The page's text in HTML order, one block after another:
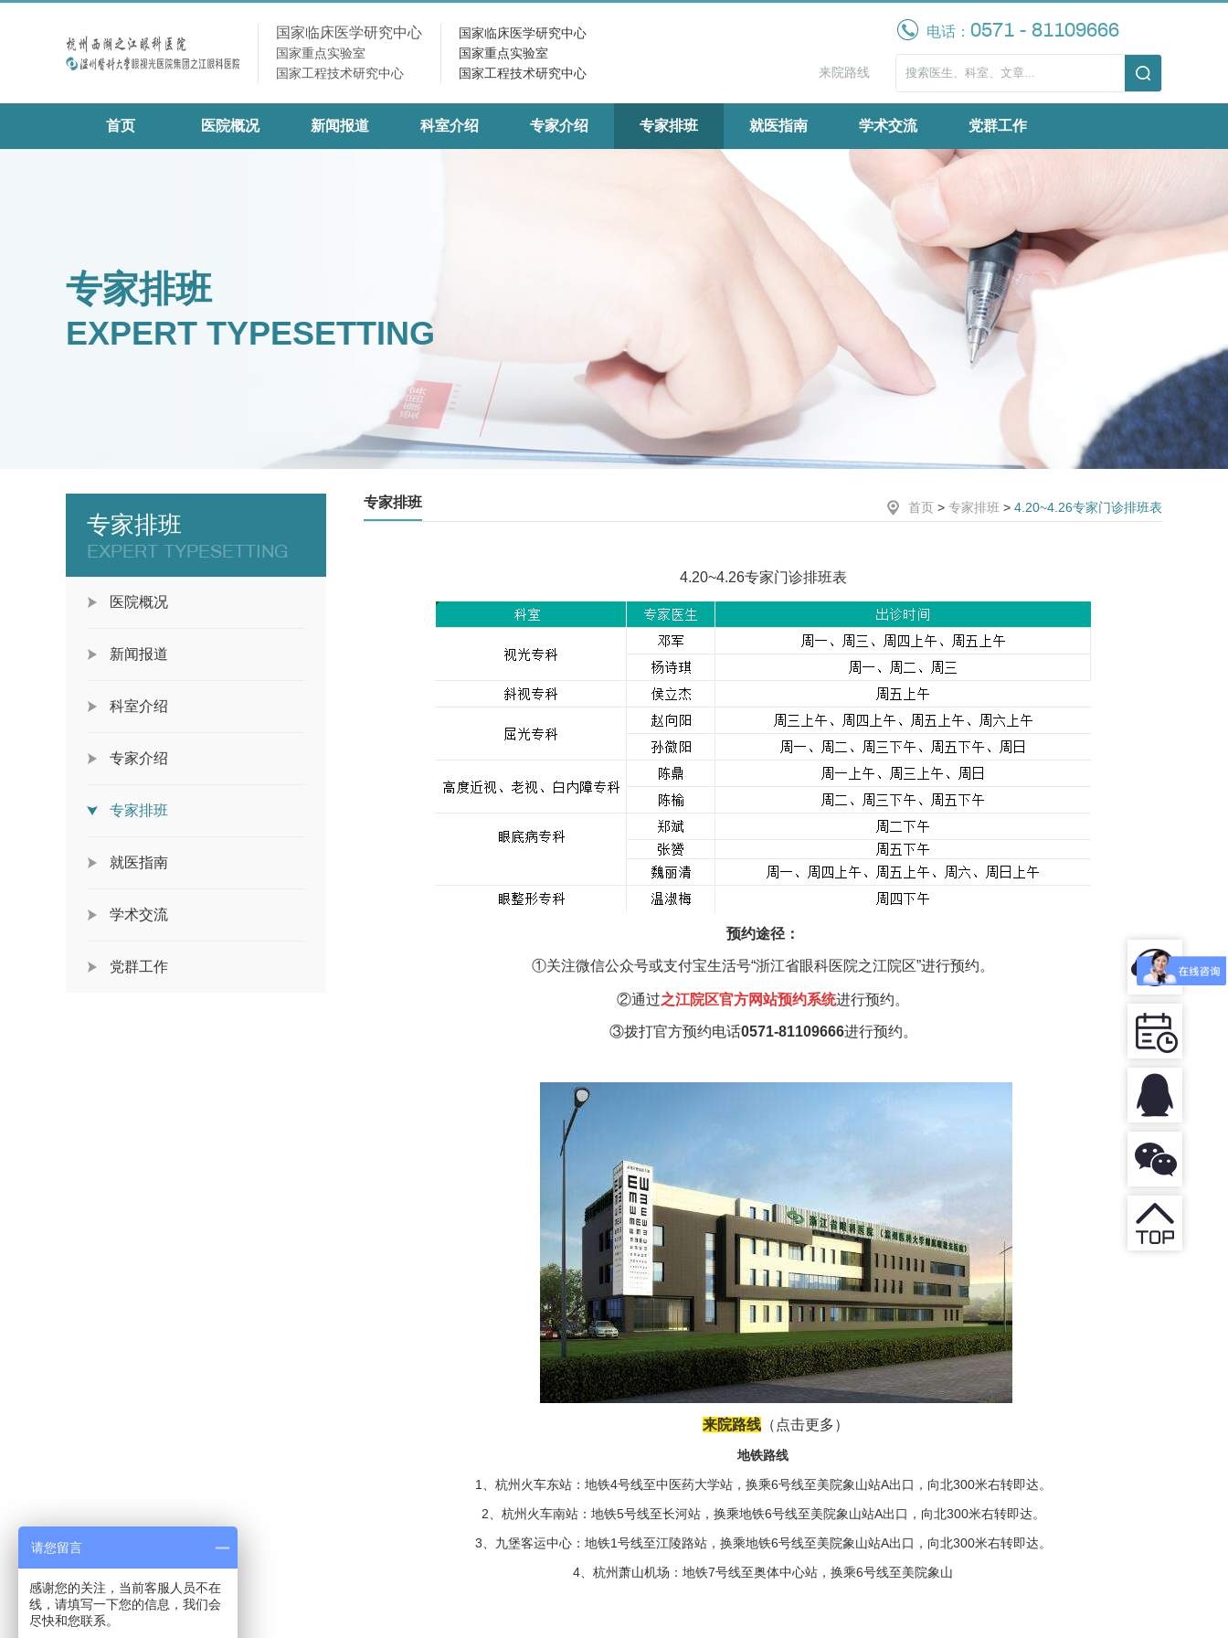
国家临床医学研究中心
国家重点实验室
国家工程技术研究中心
国家临床医学研究中心
国家重点实验室
国家工程技术研究中心
电话： 0571 - 81109666
来院路线
首页 医院概况 新闻报道 科室介绍 专家介绍 专家排班 就医指南 学术交流 党群工作
专家排班
EXPERT TYPESETTING
专家排班
EXPERT TYPESETTING
医院概况
新闻报道
科室介绍
专家介绍
专家排班
就医指南
学术交流
党群工作
专家排班 首页 > 专家排班 > 4.20~4.26专家门诊排班表
4.20~4.26专家门诊排班表
预约途径：
①关注微信公众号或支付宝生活号“浙江省眼科医院之江院区”进行预约。
②通过之江院区官方网站预约系统进行预约。
③拨打官方预约电话0571-81109666进行预约。
来院路线 （点击更多）
地铁路线
1、杭州火车东站：地铁4号线至中医药大学站，换乘6号线至美院象山站A出口，向北300米右转即达。
2、杭州火车南站：地铁5号线至长河站，换乘地铁6号线至美院象山站A出口，向北300米右转即达。
3、九堡客运中心：地铁1号线至江陵路站，换乘地铁6号线至美院象山站A出口，向北300米右转即达。
4、杭州萧山机场：地铁7号线至奥体中心站，换乘6号线至美院象山
请您留言
感谢您的关注，当前客服人员不在
线，请填写一下您的信息，我们会
尽快和您联系。